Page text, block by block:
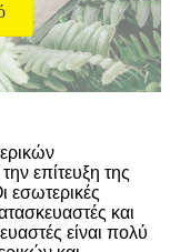
επίτευξη της
εσωτερικές
και
είναι πολύ